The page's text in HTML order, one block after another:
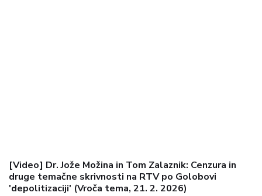
[Video] Dr. Jože Možina in Tom Zalaznik: Cenzura in
druge temačne skrivnosti na RTV po Golobovi
'depolitizaciji' (Vroča tema, 21. 2. 2026)